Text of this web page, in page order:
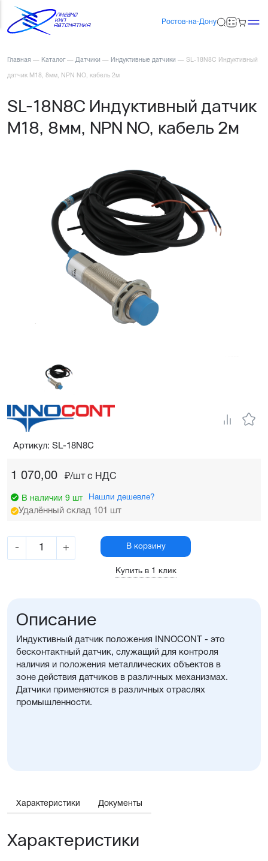
Ростов-на-Дону
Главная — Каталог — Датчики — Индуктивные датчики — SL-18N8C Индуктивный
датчик М18, 8мм, NPN NO, кабель 2м
SL-18N8C Индуктивный датчик
М18, 8мм, NPN NO, кабель 2м
1 070,00 ₽/шт c НДС
В наличии 9 шт Нашли дешевле?
Удалённый склад 101 шт
- + В корзину
Купить в 1 клик
Артикул: SL-18N8C
Описание
Индуктивный датчик положения INNOCONT - это
бесконтактный датчик, служащий для контроля
наличия и положения металлических объектов в
зоне действия датчиков в различных механизмах.
Датчики применяются в различных отраслях
промышленности.
Характеристики Документы
Характеристики